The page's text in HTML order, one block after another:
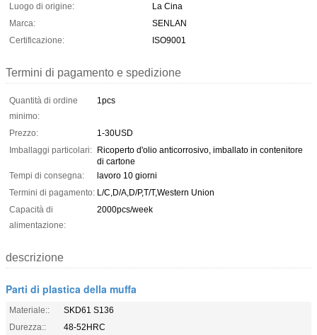
Luogo di origine:
La Cina
Marca:
SENLAN
Certificazione:
ISO9001
Termini di pagamento e spedizione
Quantità di ordine
minimo:
1pcs
Prezzo:
1-30USD
Imballaggi particolari: Ricoperto d'olio anticorrosivo, imballato in contenitore
di cartone
Tempi di consegna:
lavoro 10 giorni
Termini di pagamento: L/C,D/A,D/P,T/T,Western Union
Capacità di
alimentazione:
2000pcs/week
descrizione
Parti di plastica della muffa
Materiale::
SKD61 S136
Durezza::
48-52HRC